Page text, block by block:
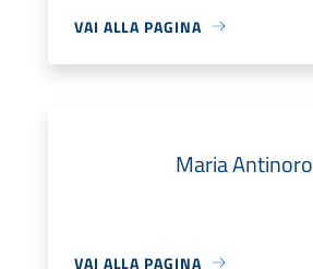
VAI ALLA PAGINA
Maria Antinoro
VAI ALLA PAGINA